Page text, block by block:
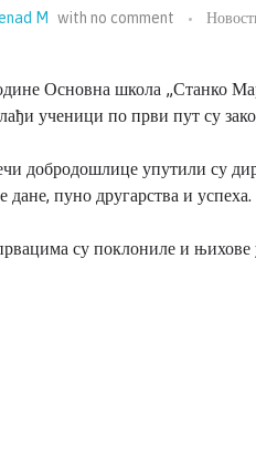
M with no comment
Основна школа „Станко
ученици по први пут су
добродошлице упутили су
пуно другарства и успеха.
су поклониле и њихове